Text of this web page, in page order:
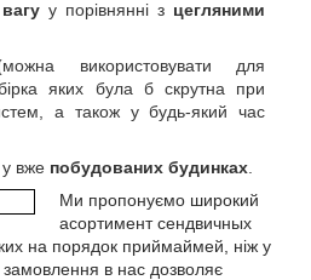
у порівнянні з цегляними
використовувати для
яких була б скрутна при
а також у будь-який час
у вже побудованих будинках
Ми пропонуємо широкий
асортимент сендвичных
на порядок приймаймей, ніж у
в нас дозволяє